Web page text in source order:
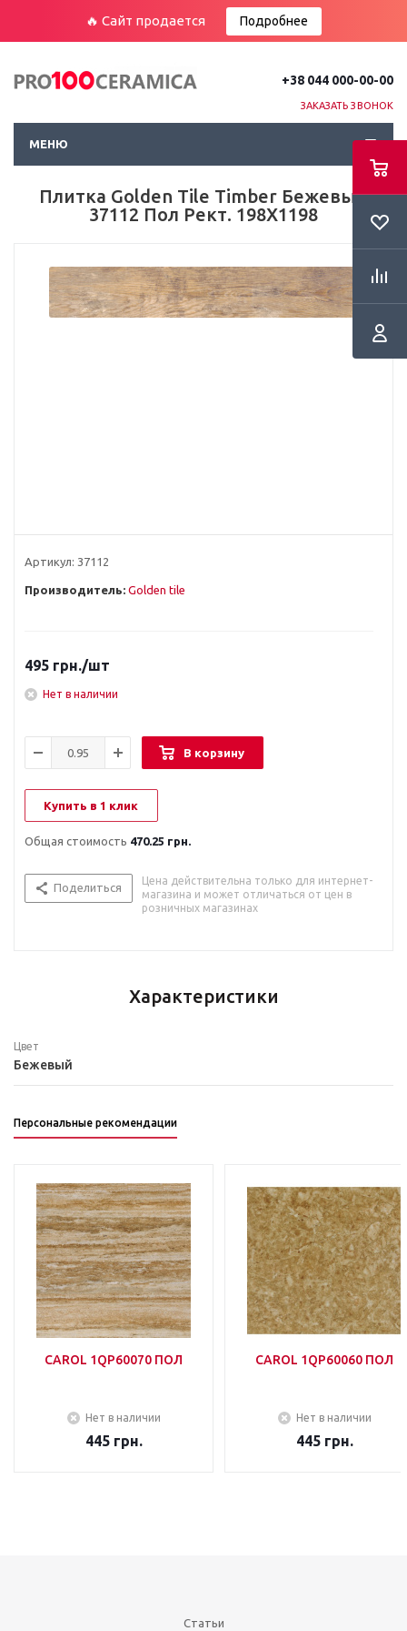
🔥 Сайт продается Подробнее
+38 044 000-00-00
ЗАКАЗАТЬ ЗВОНОК
МЕНЮ
Плитка Golden Tile Timber Бежевый
37112 Пол Рект. 198Х1198
Артикул: 37112
Производитель: Golden tile
495 грн./шт
Нет в наличии
В корзину
Купить в 1 клик
Общая стоимость 470.25 грн.
Поделиться
Цена действительна только для интернет-
магазина и может отличаться от цен в
розничных магазинах
Характеристики
Цвет
Бежевый
Персональные рекомендации
CAROL 1QP60070 ПОЛ
Нет в наличии
445грн.
CAROL 1QP60060 ПОЛ
Нет в наличии
445грн.
Статьи